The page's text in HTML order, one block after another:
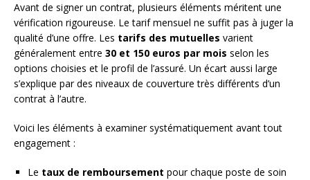
Avant de signer un contrat, plusieurs éléments méritent une
vérification rigoureuse. Le tarif mensuel ne suffit pas à juger la
qualité d’une offre. Les tarifs des mutuelles varient
généralement entre 30 et 150 euros par mois selon les
options choisies et le profil de l’assuré. Un écart aussi large
s’explique par des niveaux de couverture très différents d’un
contrat à l’autre.
Voici les éléments à examiner systématiquement avant tout
engagement :
Le taux de remboursement pour chaque poste de soin